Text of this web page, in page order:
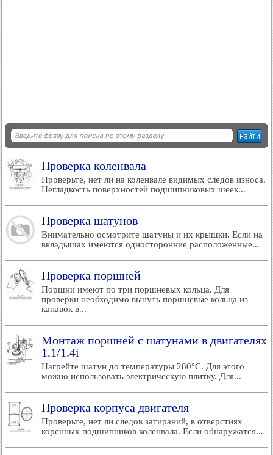
Проверка коленвала
Проверьте, нет ли на коленвале видимых следов износа.
Негладкость поверхностей подшипниковых шеек...
Проверка шатунов
Внимательно осмотрите шатуны и их крышки. Если на
вкладышах имеются односторонние расположенные...
Проверка поршней
Поршни имеют по три поршневых кольца. Для
проверки необходимо вынуть поршневые кольца из
канавок в...
Монтаж поршней с шатунами в двигателях
1.1/1.4i
Нагрейте шатун до температуры 280°C. Для этого
можно использовать электрическую плитку. Для...
Проверка корпуса двигателя
Проверьте, нет ли следов затираний, в отверстиях
коренных подшипников коленвала. Если обнаружатся...